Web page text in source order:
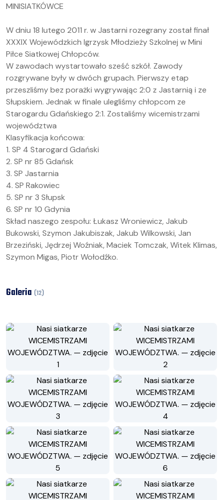
MINISIATKÓWCE
W dniu 18 lutego 2011 r. w Jastarni rozegrany został finał
XXXIX Wojewódzkich Igrzysk Młodzieży Szkolnej w Mini
Piłce Siatkowej Chłopców.
W zawodach wystartowało sześć szkół. Zawody
rozgrywane były w dwóch grupach. Pierwszy etap
przeszliśmy bez porażki wygrywając 2:0 z Jastarnią i ze
Słupskiem. Jednak w finale ulegliśmy chłopcom ze
Starogardu Gdańskiego 2:1. Zostaliśmy wicemistrzami
województwa
Klasyfikacja końcowa:
1. SP 4 Starogard Gdański
2. SP nr 85 Gdańsk
3. SP Jastarnia
4. SP Rakowiec
5. SP nr 3 Słupsk
6. SP nr 10 Gdynia
Skład naszego zespołu: Łukasz Wroniewicz, Jakub
Bukowski, Szymon Jakubiszak, Jakub Wilkowski, Jan
Brzeziński, Jędrzej Woźniak, Maciek Tomczak, Witek Klimas,
Szymon Migas, Piotr Wołodźko.
Galeria (12)